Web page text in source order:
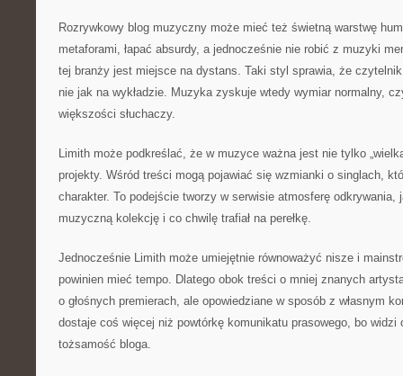
Rozrywkowy blog muzyczny może mieć też świetną warstwę
metaforami, łapać absurdy, a jednocześnie nie robić z muzyki
tej branży jest miejsce na dystans. Taki styl sprawia, że
nie jak na wykładzie. Muzyka zyskuje wtedy wymiar normalny,
większości słuchaczy.
Limith może podkreślać, że w muzyce ważna jest nie tylko
projekty. Wśród treści mogą pojawiać się wzmianki o singlach,
charakter. To podejście tworzy w serwisie atmosferę odkrywania,
muzyczną kolekcję i co chwilę trafiał na perełkę.
Jednocześnie Limith może umiejętnie równoważyć nisze i
powinien mieć tempo. Dlatego obok treści o mniej znanych
o głośnych premierach, ale opowiedziane w sposób z własnym
dostaje coś więcej niż powtórkę komunikatu prasowego, bo widzi
tożsamość bloga.